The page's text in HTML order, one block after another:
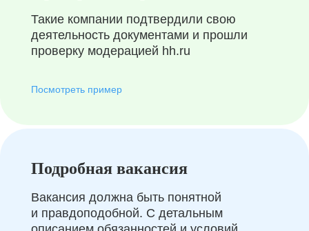
Такие компании подтвердили свою
деятельность документами и прошли
проверку модерацией hh.ru
Посмотреть пример
Подробная вакансия
Вакансия должна быть понятной
и правдоподобной. С детальным